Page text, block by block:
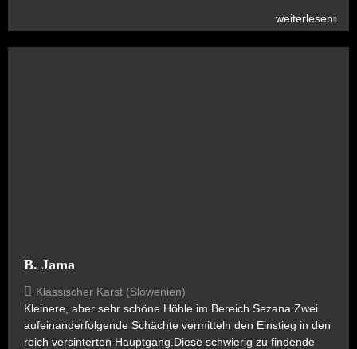
weiterlesen
B. Jama
Klassischer Karst (Slowenien)
Kleinere, aber sehr schöne Höhle im Bereich Sezana.Zwei
aufeinanderfolgende Schächte vermitteln den Einstieg in den
reich versinterten Hauptgang.Diese schwierig zu findende